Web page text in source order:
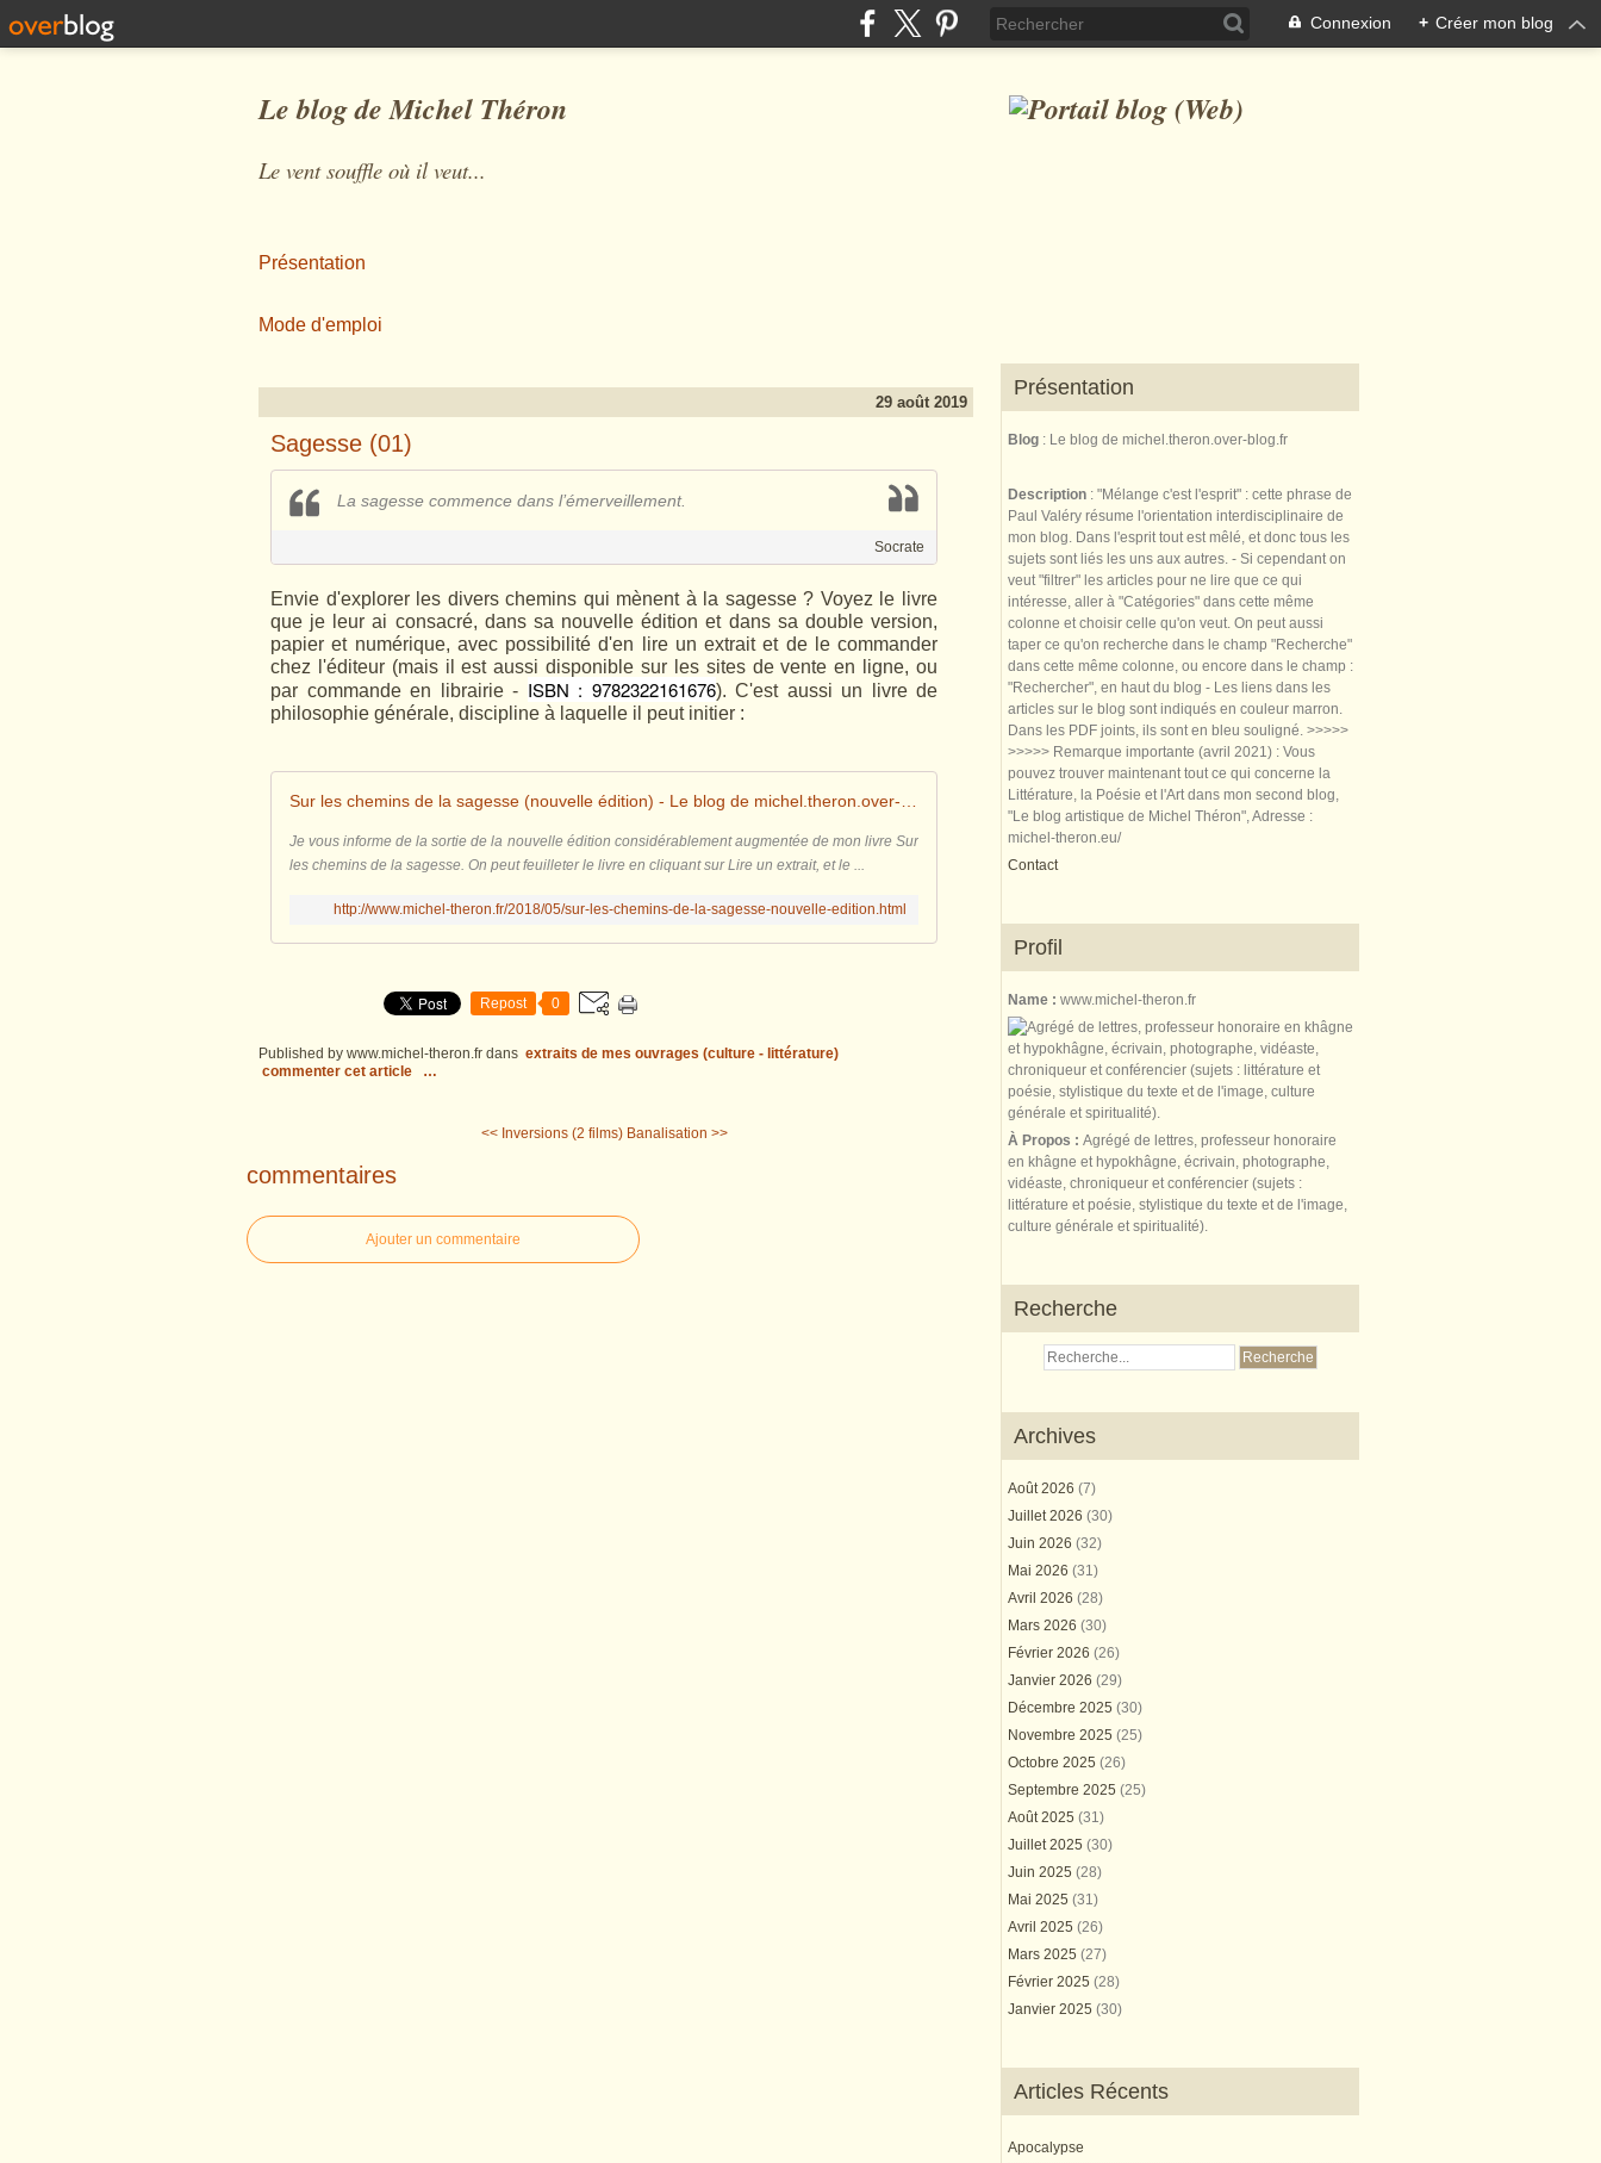
Connexion + Créer mon blog
Le blog de Michel Théron
Le vent souffle où il veut...
Présentation
Mode d'emploi
29 août 2019
Sagesse (01)
La sagesse commence dans l’émerveillement.
Socrate
Envie d'explorer les divers chemins qui mènent à la sagesse ? Voyez le livre
que je leur ai consacré, dans sa nouvelle édition et dans sa double version,
papier et numérique, avec possibilité d'en lire un extrait et de le commander
chez l'éditeur (mais il est aussi disponible sur les sites de vente en ligne, ou
par commande en librairie - ISBN : 9782322161676). C'est aussi un livre de
philosophie générale, discipline à laquelle il peut initier :
Je vous informe de la sortie de la nouvelle édition considérablement augmentée de mon livre Sur
les chemins de la sagesse. On peut feuilleter le livre en cliquant sur Lire un extrait, et le ...
http://www.michel-theron.fr/2018/05/sur-les-chemins-de-la-sagesse-nouvelle-edition.html
Repost 0
Published by www.michel-theron.fr dans extraits de mes ouvrages (culture - littérature)
commenter cet article
…
<< Inversions (2 films) Banalisation >>
commentaires
Ajouter un commentaire
Présentation
Blog : Le blog de michel.theron.over-blog.fr
Description : "Mélange c'est l'esprit" : cette phrase de
Paul Valéry résume l'orientation interdisciplinaire de
mon blog. Dans l'esprit tout est mêlé, et donc tous les
sujets sont liés les uns aux autres. - Si cependant on
veut "filtrer" les articles pour ne lire que ce qui
intéresse, aller à "Catégories" dans cette même
colonne et choisir celle qu'on veut. On peut aussi
taper ce qu'on recherche dans le champ "Recherche"
dans cette même colonne, ou encore dans le champ :
"Rechercher", en haut du blog - Les liens dans les
articles sur le blog sont indiqués en couleur marron.
Dans les PDF joints, ils sont en bleu souligné. >>>>>
>>>>> Remarque importante (avril 2021) : Vous
pouvez trouver maintenant tout ce qui concerne la
Littérature, la Poésie et l'Art dans mon second blog,
"Le blog artistique de Michel Théron", Adresse :
michel-theron.eu/
Contact
Profil
Name : www.michel-theron.fr
À Propos : Agrégé de lettres, professeur honoraire
en khâgne et hypokhâgne, écrivain, photographe,
vidéaste, chroniqueur et conférencier (sujets :
littérature et poésie, stylistique du texte et de l'image,
culture générale et spiritualité).
Recherche
Archives
Août 2026 (7)
Juillet 2026 (30)
Juin 2026 (32)
Mai 2026 (31)
Avril 2026 (28)
Mars 2026 (30)
Février 2026 (26)
Janvier 2026 (29)
Décembre 2025 (30)
Novembre 2025 (25)
Octobre 2025 (26)
Septembre 2025 (25)
Août 2025 (31)
Juillet 2025 (30)
Juin 2025 (28)
Mai 2025 (31)
Avril 2025 (26)
Mars 2025 (27)
Février 2025 (28)
Janvier 2025 (30)
Articles Récents
Apocalypse